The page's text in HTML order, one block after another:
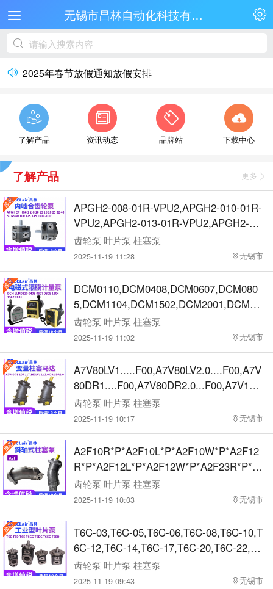
无锡市昌林自动化科技有限公司手机版
2025年春节放假通知放假安排
了解产品 资讯动态 品牌站 下载中心
了解产品 更多
APGH2-008-01R-VPU2,APGH2-010-01R-
VPU2,APGH2-013-01R-VPU2,APGH2-01
6-01R-VPU2,APGH2-020-01R-VPU2,CP0
-8P-10R,CP0-10P-10R,CP0-13P-10R,CP
0-16P-10R,CP0-20P-10R,CP1-25P-10R,C
P1-32P-10R,HG0-8-01R-VPC,HG0-10-01
R-VPC,HG0-13-01R-VPC齿轮泵
齿轮泵 叶片泵 柱塞泵
2025-11-19 11:28 无锡市
DCM0110,DCM0408,DCM0607,DCM080
5,DCM1104,DCM1502,DCM2001,DCM01
10,DCM0408,DCM0607,DCM0805,DCM1
104,DCM1502,DCM2001,DCM0110,DCM
0408,DCM0607,DCM0805,DCM1104,DC
M1502,DCM2001,DCM0110,DCM0408,D
CM0607,DCM0805隔膜泵
齿轮泵 叶片泵 柱塞泵
2025-11-19 11:02 无锡市
A7V80LV1.....F00,A7V80LV2.0....F00,A7V
80DR1....F00,A7V80DR2.0...F00,A7V160
LV1....F00,A7V160LV2.0....F00,A7V160E
P1....F00,A7V160EP2.0....F00,A7V78LV
1....F00,A7V78LV2.0....F00,A7V78DR1...
F00,A7V78DR2.0...F00,A7V250LV5.1....F
00,A7V107LV1....F00柱塞泵
齿轮泵 叶片泵 柱塞泵
2025-11-19 10:17 无锡市
A2F10R*P*A2F10L*P*A2F10W*P*A2F12
R*P*A2F12L*P*A2F12W*P*A2F23R*P*A
2F23L*P*A2F23W*P*A2F28R*P*A2F28L*
P*A2F28W*P*A2F45R*P*A2F45L*P*A2F
45W*P*A2F55R*P*A2F55L*P*A2F55W*P
*A2F63R*P*A2F63L*P*A2F63W*P*A2F80
R*P*A2F80L*P*A2F80W*P*A2F107R*P*
A2F107L*P*A2F107W*P*柱塞泵
齿轮泵 叶片泵 柱塞泵
2025-11-19 10:03 无锡市
T6C-03,T6C-05,T6C-06,T6C-08,T6C-10,T
6C-12,T6C-14,T6C-17,T6C-20,T6C-22,T6
C-25,T6C-28,T6C-31,T6D-14,T6D-17,T6
D-20,T6D-24,T6D-28,T6D-31,T6D-35,T6
齿轮泵 叶片泵 柱塞泵
2025-11-19 09:43 无锡市